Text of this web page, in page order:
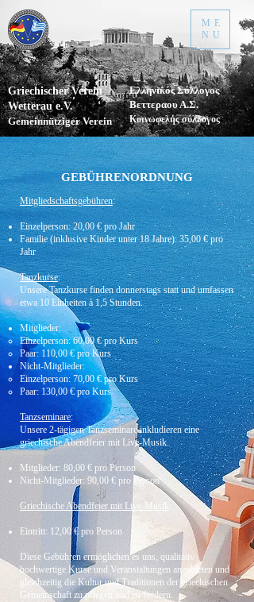
Griechischer Verein
Wetterau e.V.
Gemeinnütziger Verein
ME
NU
Ελληνικός Σύλλογος
Βεττεραου Α.Σ.
Κοινωφελής σύλλογος
GEBÜHRENORDNUNG
Mitgliedschaftsgebühren:
Einzelperson: 20,00 € pro Jahr
Familie (inklusive Kinder unter 18 Jahre): 35,00 € pro
Jahr
Tanzkurse:
Unsere Tanzkurse finden donnerstags statt und umfassen
etwa 10 Einheiten à 1,5 Stunden.
Mitglieder:
Einzelperson: 60,00 € pro Kurs
Paar: 110,00 € pro Kurs
Nicht-Mitglieder:
Einzelperson: 70,00 € pro Kurs
Paar: 130,00 € pro Kurs
Tanzseminare:
Unsere 2-tägigen Tanzseminare inkludieren eine
griechische Abendfeier mit Live-Musik.
Mitglieder: 80,00 € pro Person
Nicht-Mitglieder: 90,00 € pro Person
Griechische Abendfeier mit Live-Musik:
Eintritt: 12,00 € pro Person
Diese Gebühren ermöglichen es uns, qualitativ
hochwertige Kurse und Veranstaltungen anzubieten und
gleichzeitig die Kultur und Traditionen der griechischen
Gemeinschaft zu pflegen und zu fördern.